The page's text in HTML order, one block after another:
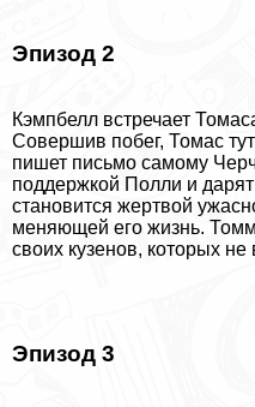
Эпизод 2
Кэмпбелл встречает
Совершив побег, Томас
пишет письмо самому
поддержкой Полли и
становится жертвой
меняющей его жизнь.
своих кузенов, которых
Эпизод 3